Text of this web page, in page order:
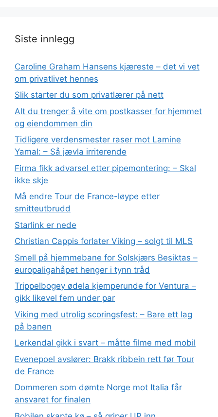
Siste innlegg
Caroline Graham Hansens kjæreste – det vi vet
om privatlivet hennes
Slik starter du som privatlærer på nett
Alt du trenger å vite om postkasser for hjemmet
og eiendommen din
Tidligere verdensmester raser mot Lamine
Yamal: – Så jævla irriterende
Firma fikk advarsel etter pipemontering: – Skal
ikke skje
Må endre Tour de France-løype etter
smitteutbrudd
Starlink er nede
Christian Cappis forlater Viking – solgt til MLS
Smell på hjemmebane for Solskjærs Besiktas –
europaligahåpet henger i tynn tråd
Trippelbogey ødela kjemperunde for Ventura –
gikk likevel fem under par
Viking med utrolig scoringsfest: – Bare ett lag
på banen
Lerkendal gikk i svart – måtte filme med mobil
Evenepoel avslører: Brakk ribbein rett før Tour
de France
Dommeren som dømte Norge mot Italia får
ansvaret for finalen